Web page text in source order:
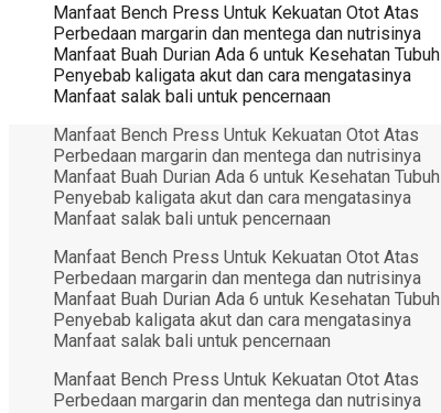
Manfaat Bench Press Untuk Kekuatan Otot Atas
Perbedaan margarin dan mentega dan nutrisinya
Manfaat Buah Durian Ada 6 untuk Kesehatan Tubuh
Penyebab kaligata akut dan cara mengatasinya
Manfaat salak bali untuk pencernaan
Manfaat Bench Press Untuk Kekuatan Otot Atas
Perbedaan margarin dan mentega dan nutrisinya
Manfaat Buah Durian Ada 6 untuk Kesehatan Tubuh
Penyebab kaligata akut dan cara mengatasinya
Manfaat salak bali untuk pencernaan
Manfaat Bench Press Untuk Kekuatan Otot Atas
Perbedaan margarin dan mentega dan nutrisinya
Manfaat Buah Durian Ada 6 untuk Kesehatan Tubuh
Penyebab kaligata akut dan cara mengatasinya
Manfaat salak bali untuk pencernaan
Manfaat Bench Press Untuk Kekuatan Otot Atas
Perbedaan margarin dan mentega dan nutrisinya